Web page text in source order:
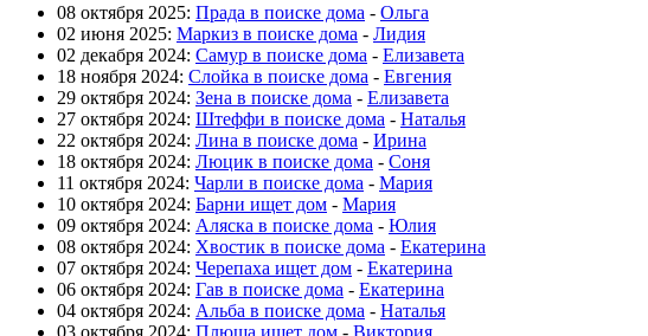
08 октября 2025: Прада в поиске дома - Ольга
02 июня 2025: Маркиз в поиске дома - Лидия
02 декабря 2024: Самур в поиске дома - Елизавета
18 ноября 2024: Слойка в поиске дома - Евгения
29 октября 2024: Зена в поиске дома - Елизавета
27 октября 2024: Штеффи в поиске дома - Наталья
22 октября 2024: Лина в поиске дома - Ирина
18 октября 2024: Люцик в поиске дома - Соня
11 октября 2024: Чарли в поиске дома - Мария
10 октября 2024: Барни ищет дом - Мария
09 октября 2024: Аляска в поиске дома - Юлия
08 октября 2024: Хвостик в поиске дома - Екатерина
07 октября 2024: Черепаха ищет дом - Екатерина
06 октября 2024: Гав в поиске дома - Екатерина
04 октября 2024: Альба в поиске дома - Наталья
03 октября 2024: Плюша ищет дом - Виктория